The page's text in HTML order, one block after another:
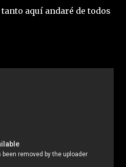
aquí andaré de todos